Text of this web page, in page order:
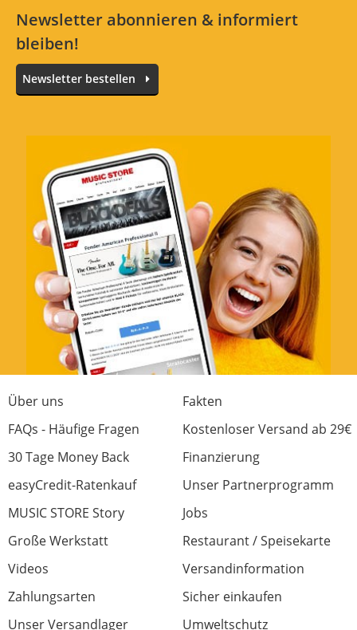
Newsletter abonnieren & informiert
bleiben!
Newsletter bestellen
Über uns
Fakten
FAQs - Häufige Fragen
Kostenloser Versand ab 29€
30 Tage Money Back
Finanzierung
easyCredit-Ratenkauf
Unser Partnerprogramm
MUSIC STORE Story
Jobs
Große Werkstatt
Restaurant / Speisekarte
Videos
Versandinformation
Zahlungsarten
Sicher einkaufen
Unser Versandlager
Umweltschutz